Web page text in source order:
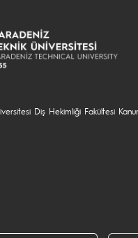
Diş Hekimliği Fakültesi